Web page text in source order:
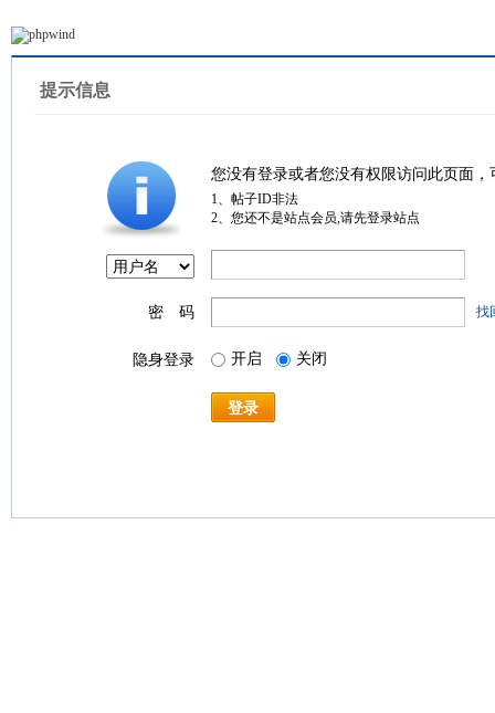
提示信息
您没有登录或者您没有权限访问此页面
1、帖子ID非法
2、您还不是站点会员,请先登录站点
密 码 找
隐身登录 开启 关闭
登录